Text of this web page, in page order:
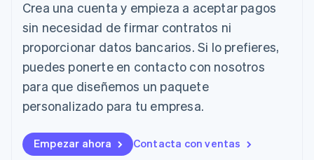
Crea una cuenta y empieza a aceptar pagos
sin necesidad de firmar contratos ni
proporcionar datos bancarios. Si lo prefieres,
puedes ponerte en contacto con nosotros
para que diseñemos un paquete
personalizado para tu empresa.
Empezar ahora Contacta con ventas
Italia
English
Japón
日本語English
Letonia
Liechtenstein
DeutschEnglish
English
Luxemburgo